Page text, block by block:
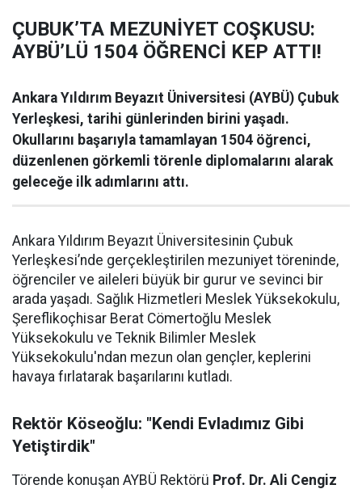
ÇUBUK’TA MEZUNİYET COŞKUSU:
AYBÜ’LÜ 1504 ÖĞRENCİ KEP ATTI!
Ankara Yıldırım Beyazıt Üniversitesi (AYBÜ) Çubuk
Yerleşkesi, tarihi günlerinden birini yaşadı.
Okullarını başarıyla tamamlayan 1504 öğrenci,
düzenlenen görkemli törenle diplomalarını alarak
geleceğe ilk adımlarını attı.
Ankara Yıldırım Beyazıt Üniversitesinin Çubuk
Yerleşkesi’nde gerçekleştirilen mezuniyet töreninde,
öğrenciler ve aileleri büyük bir gurur ve sevinci bir
arada yaşadı. Sağlık Hizmetleri Meslek Yüksekokulu,
Şereflikoçhisar Berat Cömertoğlu Meslek
Yüksekokulu ve Teknik Bilimler Meslek
Yüksekokulu'ndan mezun olan gençler, keplerini
havaya fırlatarak başarılarını kutladı.
Rektör Köseoğlu: "Kendi Evladımız Gibi
Yetiştirdik"
Törende konuşan AYBÜ Rektörü Prof. Dr. Ali Cengiz